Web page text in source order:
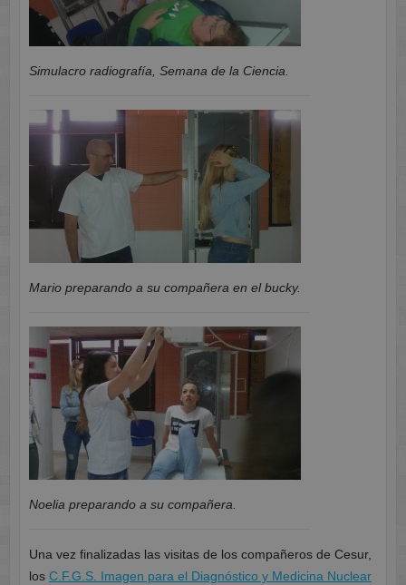
Simulacro radiografía, Semana de la Ciencia.
Mario preparando a su compañera en el bucky.
Noelia preparando a su compañera.
Una vez finalizadas las visitas de los compañeros de Cesur,
los C.F.G.S. Imagen para el Diagnóstico y Medicina Nuclear